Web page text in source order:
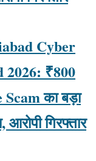
Cyber
2026: ₹800
का बड़ा
गिरफ्तार